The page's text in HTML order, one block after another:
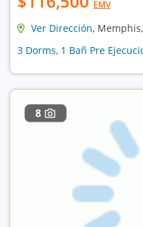
EMV
Ver Dirección,
3 Dorms, 1 Bañ Pre
8